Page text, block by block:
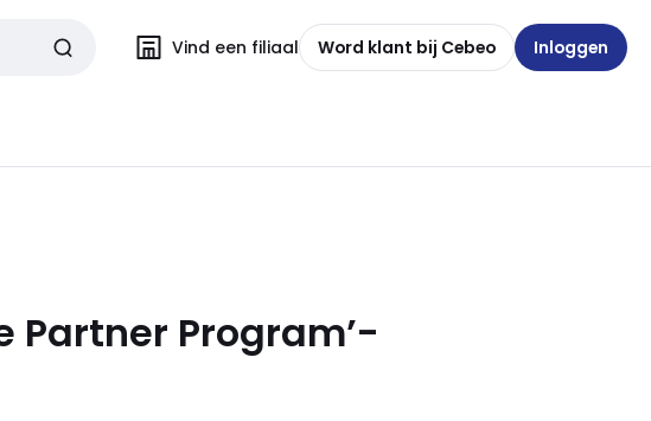
Vind een filiaal Word klant bij Cebeo Inloggen
Partner Program’-